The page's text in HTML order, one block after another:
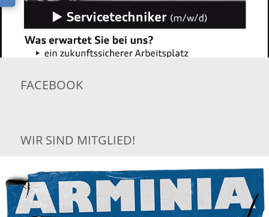
FACEBOOK
WIR SIND MITGLIED!